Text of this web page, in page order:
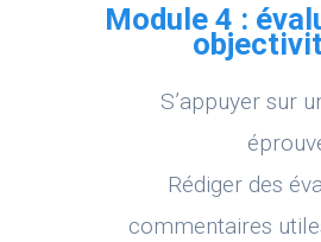
Module 4 :
S’appuyer sur
Rédiger des
commentaires